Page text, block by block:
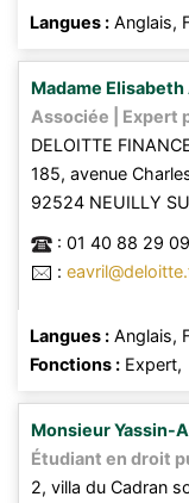
Langues : Anglais,
Madame Elisabeth
Associée | Expert
DELOITTE
185, avenue
92524 NEUILLY
: 01 40 88 29 09
:
Langues : Anglais,
Fonctions : Expert,
MonsieurYassin-
Étudiant en droit
2, villa du Cadran